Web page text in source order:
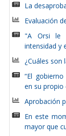
La
Evaluación
"A Orsi le
intensidad y
¿Cuáles son
“El
en su propio
Aprobación
En este
mayor que